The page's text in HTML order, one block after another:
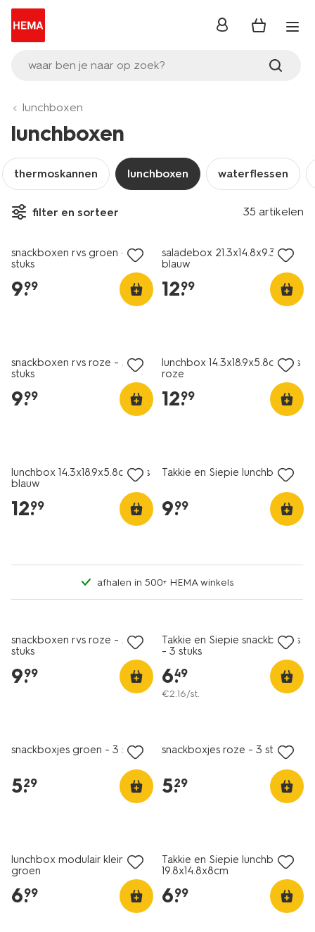
waar ben je naar op zoek?
inloggen
lunchboxen
lunchboxen
thermoskannen lunchboxen waterflessen
filter en sorteer 35 artikelen
nieuw
snackboxen rvs groen - 2
stuks
9.
99
saladebox 21.3x14.8x9.3cm
blauw
12.
99
snackboxen rvs roze - 2
stuks
9.
99
lunchbox 14.3x18.9x5.8cm rvs
roze
12.
99
lunchbox 14.3x18.9x5.8cm rvs
blauw
12.
99
Takkie en Siepie lunchbox
9.
99
afhalen in 500+ HEMA winkels
snackboxen rvs roze - 2
stuks
9.
99
Takkie en Siepie snackboxjes
- 3 stuks
6.
49
€2.16/st.
snackboxjes groen - 3 stuks
5.
29
snackboxjes roze - 3 stuks
5.
29
lunchbox modulair klein
groen
6.
99
Takkie en Siepie lunchbox
19.8x14.8x8cm
6.
99